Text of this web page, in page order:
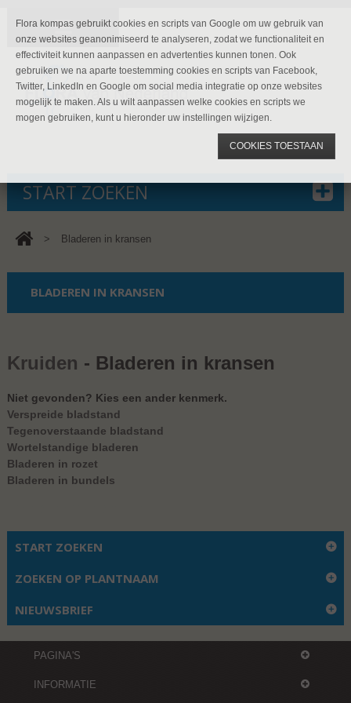
START ZOEKEN
> Bladeren in kransen
BLADEREN IN KRANSEN
Kruiden - Bladeren in kransen
Niet gevonden? Kies een ander kenmerk.
Verspreide bladstand
Tegenoverstaande bladstand
Wortelstandige bladeren
Bladeren in rozet
Bladeren in bundels
START ZOEKEN
ZOEKEN OP PLANTNAAM
NIEUWSBRIEF
PAGINA'S
INFORMATIE
Flora kompas gebruikt cookies en scripts van Google om uw gebruik van
onze websites geanonimiseerd te analyseren, zodat we functionaliteit en
effectiviteit kunnen aanpassen en advertenties kunnen tonen. Ook
gebruiken we na aparte toestemming cookies en scripts van Facebook,
Twitter, LinkedIn en Google om social media integratie op onze websites
mogelijk te maken. Als u wilt aanpassen welke cookies en scripts we
mogen gebruiken, kunt u hieronder uw instellingen wijzigen.
COOKIES TOESTAAN